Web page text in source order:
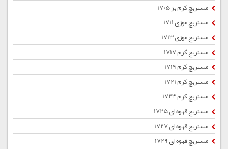
مستربچ کرم بژ 1705
مستربچ موزی 1711
مستربچ موزی 1713
مستربچ کرم 1717
مستربچ کرم 1719
مستربچ کرم 1721
مستربچ کرم 1723
مستربچ قهوه ای 1725
مستربچ قهوه ای 1727
مستربچ قهوه ای 1729